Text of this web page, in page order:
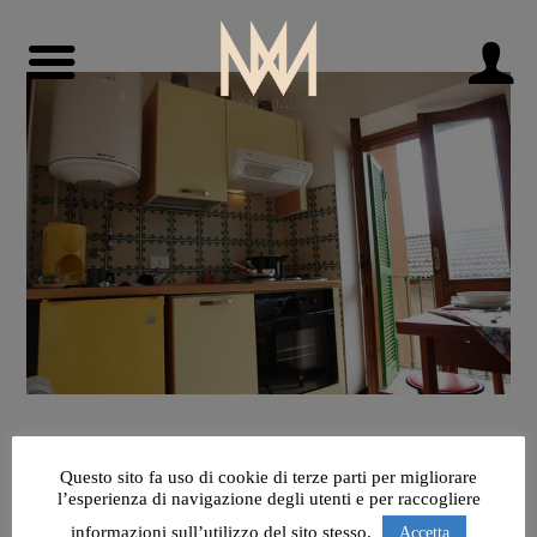
Questo sito fa uso di cookie di terze parti per migliorare
l’esperienza di navigazione degli utenti e per raccogliere
informazioni sull’utilizzo del sito stesso.
Accetta